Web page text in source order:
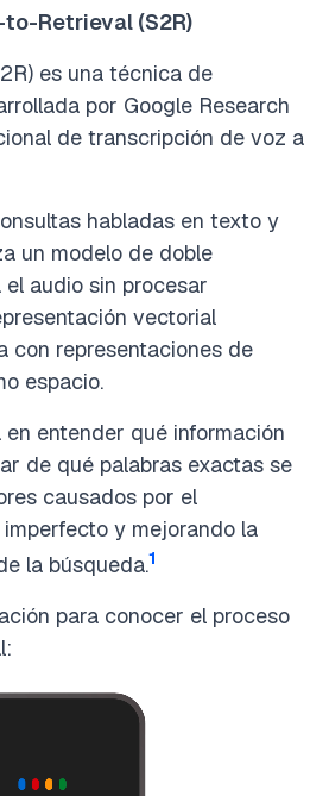
Retrieval (S2R)
es una técnica de
por Google Research
de transcripción de voz a
habladas en texto y
un modelo de doble
audio sin procesar
vectorial
con representaciones de
espacio.
entender qué información
de qué palabras exactas se
causados por el
y mejorando la
la búsqueda.1
para conocer el proceso